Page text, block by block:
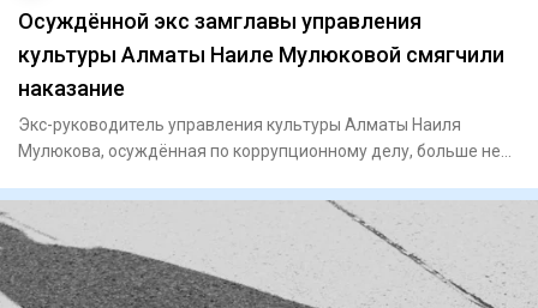
Осуждённой экс замглавы управления
культуры Алматы Наиле Мулюковой смягчили
наказание
Экс-руководитель управления культуры Алматы Наиля
Мулюкова, осуждённая по коррупционному делу, больше не